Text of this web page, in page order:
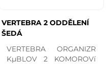
VERTEBRA 2 ODDĚLENÍ
ŠEDÁ
VERTEBRA ORGANIZR
KµBLOV 2 KOMOROVí